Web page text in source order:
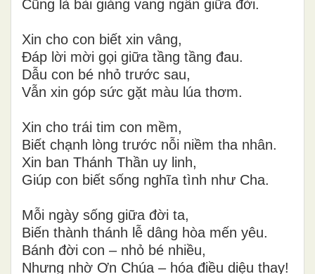
Cũng là bài giảng vang ngân giữa đời.
Xin cho con biết xin vâng,
Đáp lời mời gọi giữa tầng tầng đau.
Dẫu con bé nhỏ trước sau,
Vẫn xin góp sức gặt màu lúa thơm.
Xin cho trái tim con mềm,
Biết chạnh lòng trước nỗi niềm tha nhân.
Xin ban Thánh Thần uy linh,
Giúp con biết sống nghĩa tình như Cha.
Mỗi ngày sống giữa đời ta,
Biến thành thánh lễ dâng hòa mến yêu.
Bánh đời con – nhỏ bé nhiều,
Nhưng nhờ Ơn Chúa – hóa điều diệu thay!